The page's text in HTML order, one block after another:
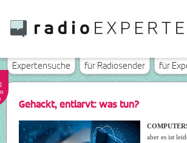
Expertensuche für Radiosender für
Gehackt, entlarvt: was tun?
aber es ist